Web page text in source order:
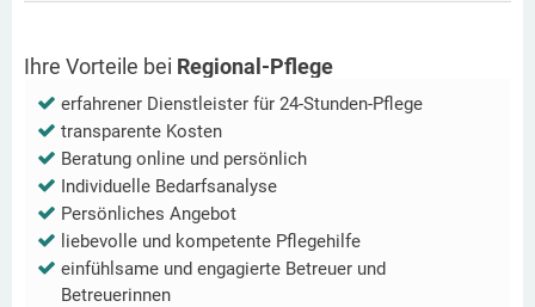
Ihre Vorteile bei Regional-Pflege
erfahrener Dienstleister für 24-Stunden-Pflege
transparente Kosten
Beratung online und persönlich
Individuelle Bedarfsanalyse
Persönliches Angebot
liebevolle und kompetente Pflegehilfe
einfühlsame und engagierte Betreuer und
Betreuerinnen